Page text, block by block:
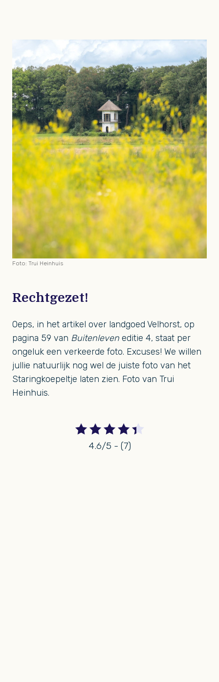
Rechtgezet!
Oeps, in het artikel over landgoed Velhorst, op
pagina 59 van Buitenleven editie 4, staat per
ongeluk een verkeerde foto. Excuses! We willen
jullie natuurlijk nog wel de juiste foto van het
Staringkoepeltje laten zien. Foto van Trui
Heinhuis.
Foto: Trui Heinhuis
4.6/5 - (7)